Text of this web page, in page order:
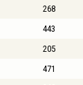
268
443
205
471